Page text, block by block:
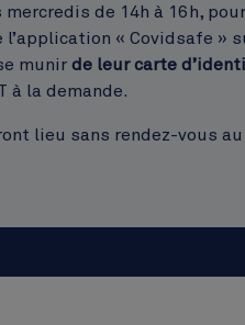
de 14h à 16h,
l’application « Covidsafe »
munir de leur carte
à la demande.
lieu sans rendez-vous